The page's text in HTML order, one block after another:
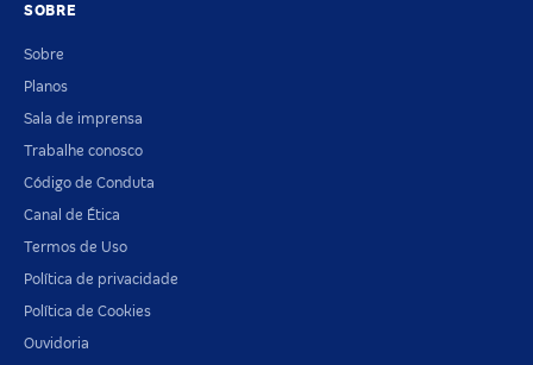
SOBRE
Sobre
Planos
Sala de imprensa
Trabalhe conosco
Código de Conduta
Canal de Ética
Termos de Uso
Política de privacidade
Política de Cookies
Ouvidoria